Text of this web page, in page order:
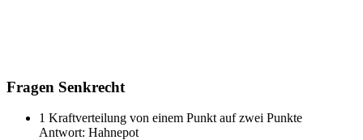
Fragen Senkrecht
1 Kraftverteilung von einem Punkt auf zwei Punkte
Antwort: Hahnepot